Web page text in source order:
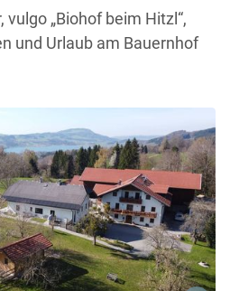
„Biohof beim Hitzl“,
und Urlaub am Bauernhof